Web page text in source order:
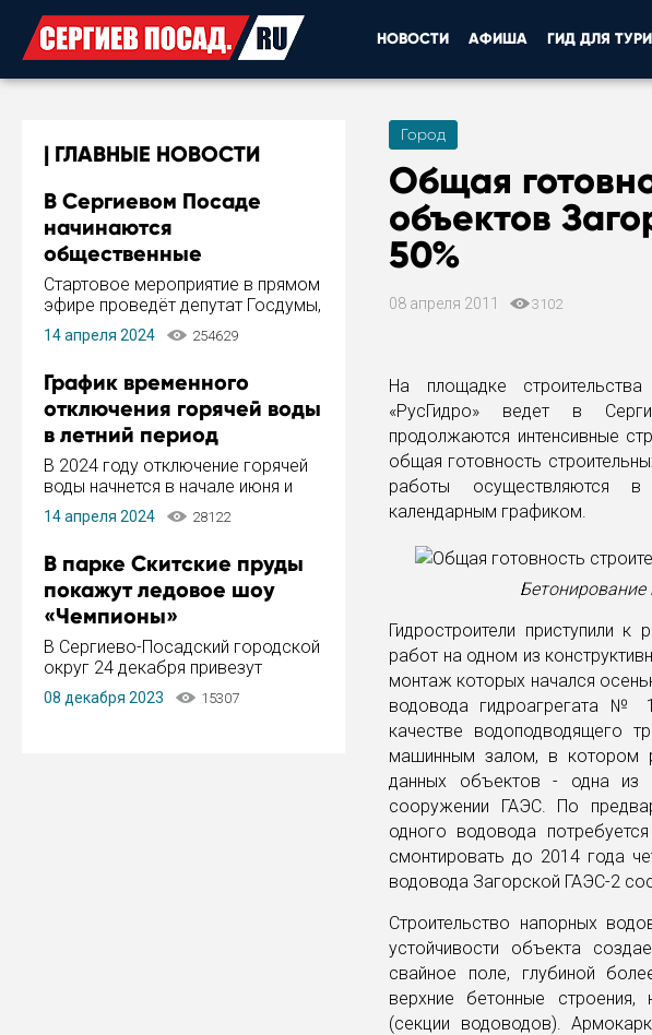
НОВОСТИ АФИША ГИД ДЛЯ
ГЛАВНЫЕ НОВОСТИ
В Сергиевом Посаде
начинаются
общественные
обсуждения Стратегии
развития города
Стартовое мероприятие в прямом
эфире проведёт депутат Госдумы,
инициатор и автор Концепции
развития Сергиева Посада и
Пахомов.
14 апреля 2024 254629
График временного
отключения горячей воды
в летний период
В 2024 году отключение горячей
воды начнется в начале июня и
завершится в конце августа.
Период отключения составит не
14 апреля 2024 28122
В парке Скитские пруды
покажут ледовое шоу
«Чемпионы»
В Сергиево-Посадский городской
округ 24 декабря привезут
ледовый тур «Чемпионы»
заслуженного мастера спорта,
08 декабря 2023 15307
Город
Общая
объектов
50%
08 апреля 2011 3102
На площадке
«РусГидро» ведет в
продолжаются интенсивные
общая готовность
работы осуществляются в
календарным графиком.
Бетонирование
Гидростроители приступили
работ на одном из
монтаж которых начался
водовода гидроагрегата №
качестве водоподводящего
машинным залом, в котором
данных объектов - одна из
сооружении ГАЭС. По
одного водовода
смонтировать до 2014 года
водовода Загорской ГАЭС-2
Строительство напорных
устойчивости объекта
свайное поле, глубиной
верхние бетонные
(секции водоводов).